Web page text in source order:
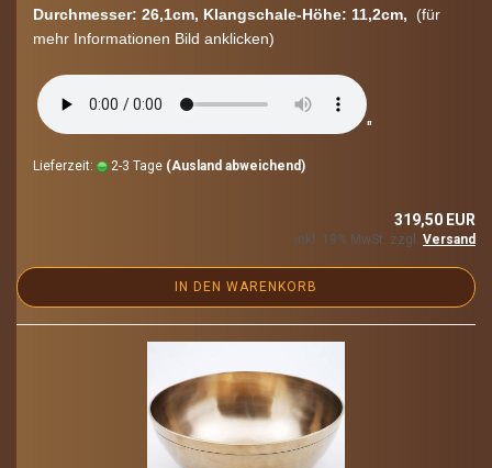
Durchmesser: 26,1cm, Klangschale-​Höhe: 11,2cm, (für
mehr In­for­ma­tio­nen Bild an­kli­cken)
"
Lieferzeit: 2-3 Tage (Ausland abweichend)
319,50 EUR
inkl. 19% MwSt. zzgl. Versand
IN DEN WARENKORB